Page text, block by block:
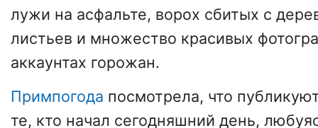
лужи на асфальте, ворох сбитых с
листьев и множество красивых
аккаунтах горожан.
Примпогода посмотрела, что
те, кто начал сегодняшний день,